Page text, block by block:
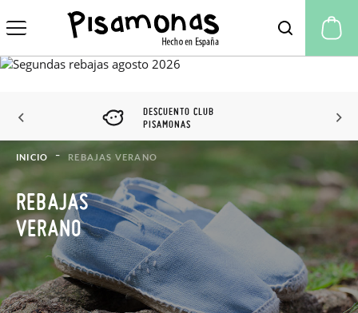
DESCUENTO CLUB
PISAMONAS
INICIO REBAJAS VERANO
REBAJAS
VERANO